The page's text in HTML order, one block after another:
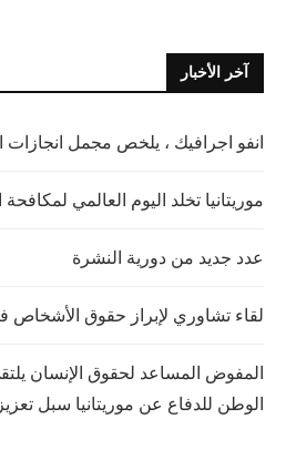
آخر الأخبار
انفو اجرافيك ، يلخص مجمل
موريتانيا تخلد اليوم العالمي
عدد جديد من دورية النشرة
لقاء تشاوري لإبراز حقوق الأشخاص
المفوض المساعد لحقوق الإنسان
الوطن للدفاع عن موريتانيا سبل